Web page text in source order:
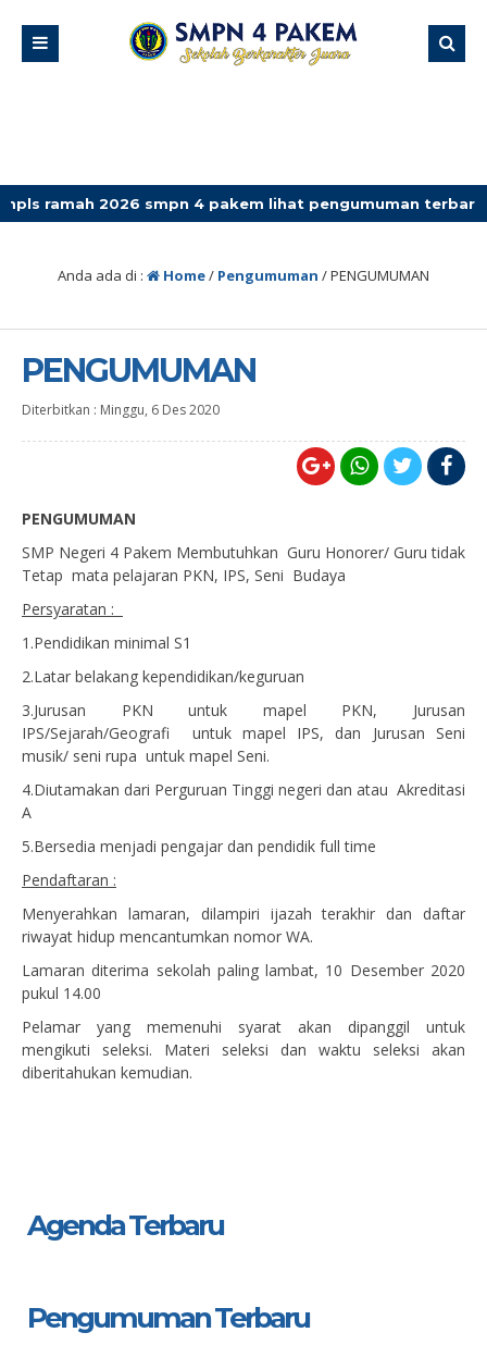
2026 smpn 4 pakem lihat pengumuman terbaru
Anda ada di : Home/ Pengumuman /PENGUMUMAN
PENGUMUMAN
Diterbitkan : Minggu, 6 Des 2020
PENGUMUMAN
SMP Negeri 4 Pakem Membutuhkan Guru Honorer/ Guru tidak
Tetap mata pelajaran PKN, IPS, Seni Budaya
Persyaratan :
1.Pendidikan minimal S1
2.Latar belakang kependidikan/keguruan
3.Jurusan PKN untuk mapel PKN, Jurusan
IPS/Sejarah/Geografi untuk mapel IPS, dan Jurusan Seni
musik/ seni rupa untuk mapel Seni.
4.Diutamakan dari Perguruan Tinggi negeri dan atau Akreditasi
A
5.Bersedia menjadi pengajar dan pendidik full time
Pendaftaran :
Menyerahkan lamaran, dilampiri ijazah terakhir dan daftar
riwayat hidup mencantumkan nomor WA.
Lamaran diterima sekolah paling lambat, 10 Desember 2020
pukul 14.00
Pelamar yang memenuhi syarat akan dipanggil untuk
mengikuti seleksi. Materi seleksi dan waktu seleksi akan
diberitahukan kemudian.
Agenda Terbaru
Pengumuman Terbaru